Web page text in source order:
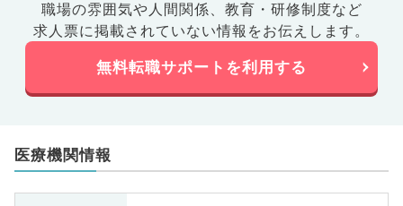
職場の雰囲気や人間関係、 教育・研修制度など
求人票に掲載されていない情報をお伝えします。
無料転職サポートを利用する
医療機関情報